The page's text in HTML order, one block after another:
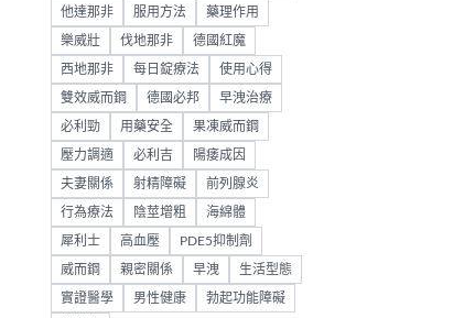
他達那非 服用方法 藥理作用
樂威壯 伐地那非 德國紅魔
西地那非 每日錠療法 使用心得
雙效威而鋼 德國必邦 早洩治療
必利勁 用藥安全 果凍威而鋼
壓力調適 必利吉 陽痿成因
夫妻關係 射精障礙 前列腺炎
行為療法 陰莖增粗 海綿體
犀利士 高血壓 PDE5抑制劑
威而鋼 親密關係 早洩 生活型態
實證醫學 男性健康 勃起功能障礙